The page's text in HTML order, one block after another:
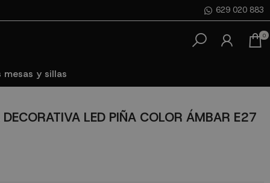
629 020 883
0
mesas y sillas
LED PIÑA COLOR ÁMBAR E27